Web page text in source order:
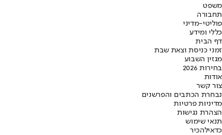
משפט
תחבורה
פוליטי-מדיני
כללי ומידע
דף הבית
זמני כניסת וצאת שבת
מגזין השבוע
בחירות 2026
אודות
צור קשר
נבחרת הכתבים והפרשנים
מדיניות פרטיות
הצהרת נגישות
תנאי שימוש
כדאילהכיר